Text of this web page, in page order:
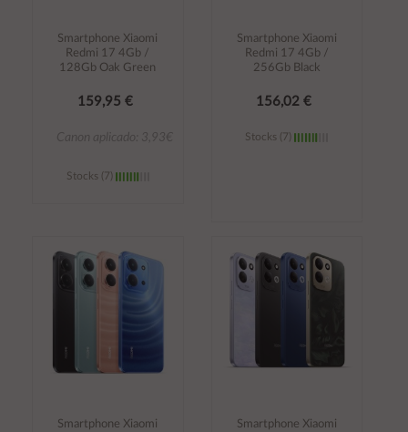
Smartphone Xiaomi
Redmi 17 4Gb /
128Gb Oak Green
159,95 €
Canon aplicado: 3,93€
Stocks (7)
carrito
Smartphone Xiaomi
Redmi 17 4Gb /
256Gb Black
156,02 €
Stocks (7)
carrito
Smartphone Xiaomi
Smartphone Xiaomi